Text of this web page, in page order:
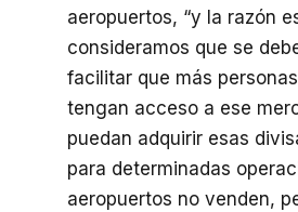
aeropuertos, “y la razón
consideramos que se
facilitar que más
tengan acceso a ese
puedan adquirir esas
para determinadas
aeropuertos no venden,